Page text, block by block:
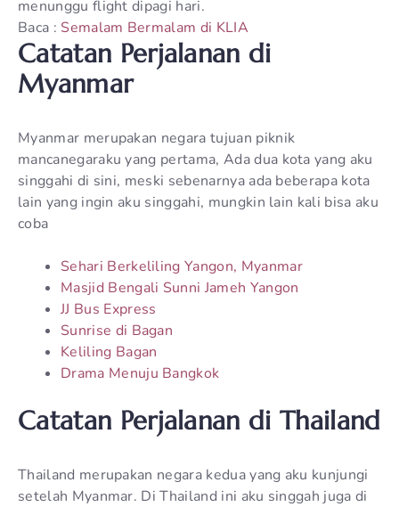
menunggu flight dipagi hari.
Baca : Semalam Bermalam di KLIA
Catatan Perjalanan di
Myanmar
Myanmar merupakan negara tujuan piknik
mancanegaraku yang pertama, Ada dua kota yang aku
singgahi di sini, meski sebenarnya ada beberapa kota
lain yang ingin aku singgahi, mungkin lain kali bisa aku
coba
Sehari Berkeliling Yangon, Myanmar
Masjid Bengali Sunni Jameh Yangon
JJ Bus Express
Sunrise di Bagan
Keliling Bagan
Drama Menuju Bangkok
Catatan Perjalanan di Thailand
Thailand merupakan negara kedua yang aku kunjungi
setelah Myanmar. Di Thailand ini aku singgah juga di